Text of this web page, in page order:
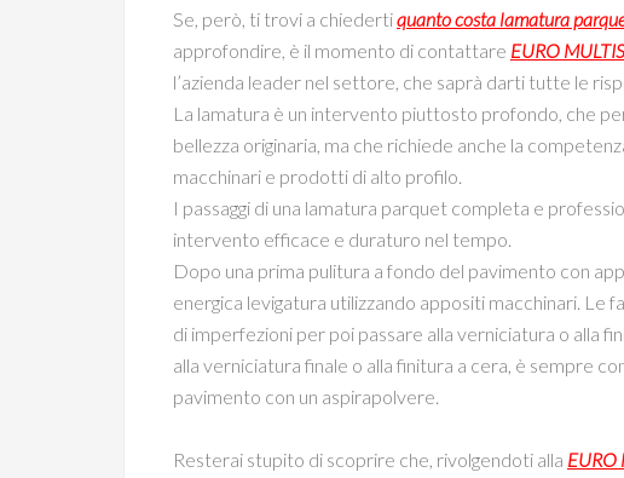
Se, però, ti trovi a chiedertiquanto costa lamatura
approfondire, è il momento di contattare EURO
l’azienda leader nel settore, che saprà darti tutte le
La lamatura è un intervento piuttosto profondo, che
bellezza originaria, ma che richiede anche la
macchinari e prodotti di alto profilo.
I passaggi di una lamatura parquet completa e
intervento efficace e duraturo nel tempo.
Dopo una prima pulitura a fondo del pavimento con
energica levigatura utilizzando appositi macchinari. Le
di imperfezioni per poi passare alla verniciatura o alla
alla verniciatura finale o alla finitura a cera, è sempre
pavimento con un aspirapolvere.
Resterai stupito di scoprire che, rivolgendoti alla EURO